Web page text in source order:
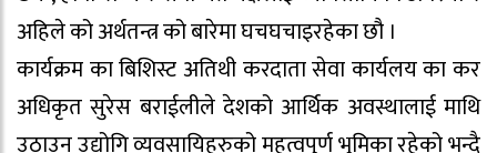
अहिले को अर्थतन्त्र को बारेमा घचघचाइरहेका छौ ।
कार्यक्रम का बिशिस्ट अतिथी करदाता सेवा कार्यलय का कर
अधिकृत सुरेस बराईलीले देशको आर्थिक अवस्थालाई माथि
उठाउन उद्योगि व्यवसायिहरुको महत्वपुर्ण भुमिका रहेको भन्दै